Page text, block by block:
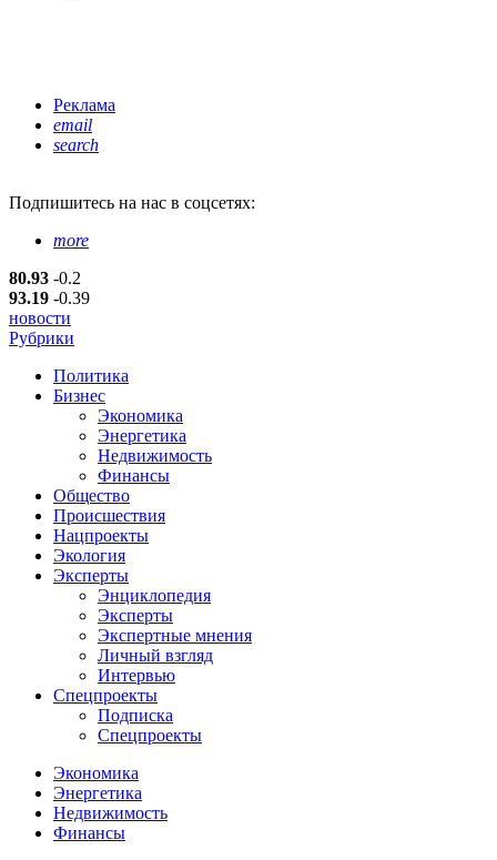
Реклама
email
search
Подпишитесь на нас в соцсетях:
more
80.93 -0.2
93.19 -0.39
новости
Рубрики
Политика
Бизнес
Экономика
Энергетика
Недвижимость
Финансы
Общество
Происшествия
Нацпроекты
Экология
Эксперты
Энциклопедия
Эксперты
Экспертные мнения
Личный взгляд
Интервью
Спецпроекты
Подписка
Спецпроекты
Экономика
Энергетика
Недвижимость
Финансы